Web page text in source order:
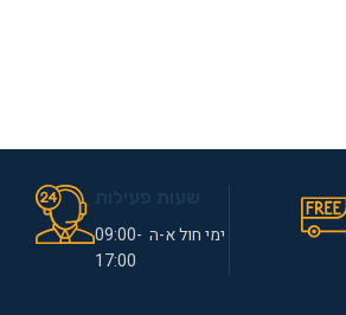
ימי חול א-ה 09:00-
17:00